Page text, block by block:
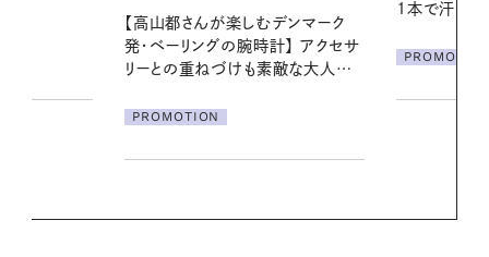
PROMOTION
地よくうるお